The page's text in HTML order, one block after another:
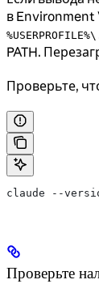
в Environment
PATH.
Проверьте,
claude --
Проверьте